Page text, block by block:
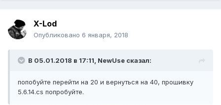
X-Lod
Опубликовано 6 января, 2018
В 05.01.2018 в 17:11, NewUse сказал:
попобуйте перейти на 20 и вернуться на 40, прошивку
5.6.14.cs попробуйте.